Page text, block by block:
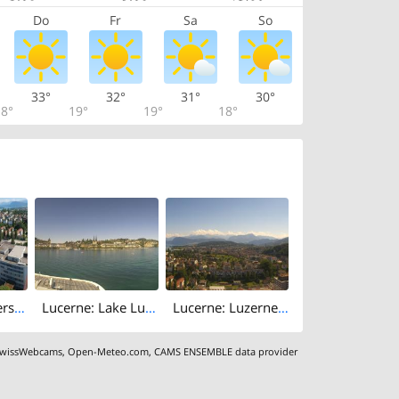
Do Fr Sa So
33°
19°
32°
19°
31°
18°
30°
Lucerne: Kinderspital Lucerne: Lake Lucerne Lucerne: Luzerner Kantonsspital
,Open-Meteo.com,CAMS ENSEMBLE data provider